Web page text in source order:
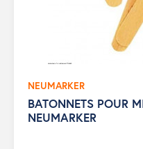
NEUMARKER
BATONNETS POUR
NEUMARKER